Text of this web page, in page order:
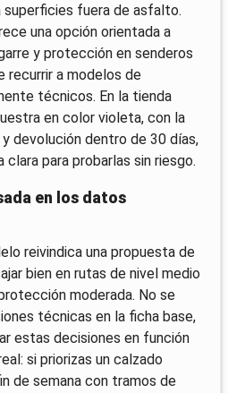
superficies fuera de asfalto.
una opción orientada a
y protección en senderos
recurrir a modelos de
técnicos. En la tienda
en color violeta, con la
devolución dentro de 30 días,
clara para probarlas sin riesgo.
en los datos
reivindica una propuesta de
bien en rutas de nivel medio
moderada. No se
técnicas en la ficha base,
estas decisiones en función
si priorizas un calzado
de semana con tramos de